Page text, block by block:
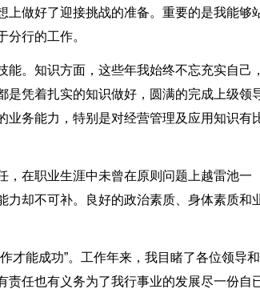
上做好了迎接挑战的准备。重要的是我能够
行的工作。
。知识方面，这些年我始终不忘充实自己，
是凭着扎实的知识做好，圆满的完成上级领
业务能力，特别是对经营管理及应用知识有
，在职业生涯中未曾在原则问题上越雷池一
力却不可补。良好的政治素质、身体素质和
才能成功”。工作年来，我目睹了各位领导
责任也有义务为了我行事业的发展尽一份自